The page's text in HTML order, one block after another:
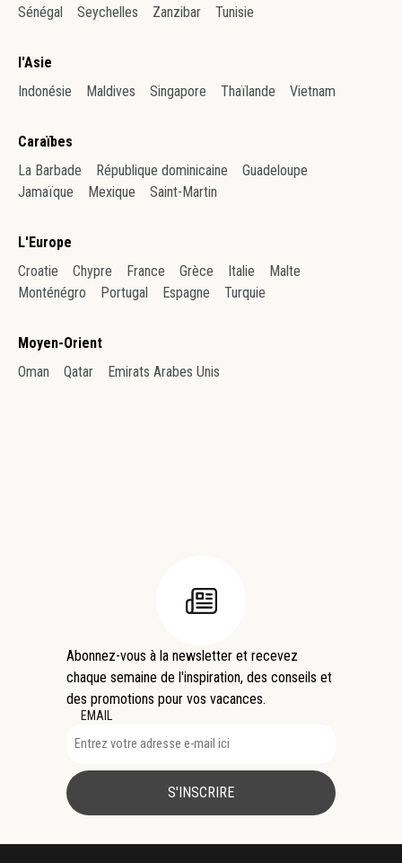
Sénégal Seychelles Zanzibar Tunisie
l'Asie
Indonésie
Maldives Singapore Thaïlande Vietnam
Caraïbes
La Barbade
République dominicaine
Guadeloupe
Jamaïque
Mexique Saint-Martin
L'Europe
Croatie
Chypre France Grèce Italie
Malte
Monténégro
Portugal Espagne Turquie
Moyen-Orient
Oman
Qatar Emirats Arabes Unis
Abonnez-vous à la newsletter et recevez
chaque semaine de l'inspiration, des conseils et
des promotions pour vos vacances.
EMAIL
S'INSCRIRE